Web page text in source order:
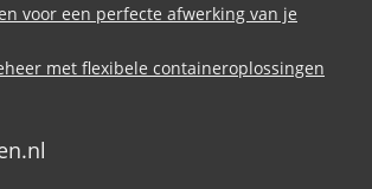
voor een perfecte afwerking van je
met flexibele containeroplossingen